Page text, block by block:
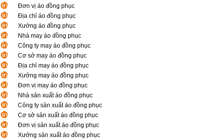
Đơn vị áo đồng phục
Địa chỉ áo đồng phục
Xưởng áo đồng phục
Nhà may áo đồng phục
Công ty may áo đồng phục
Cơ sở may áo đồng phục
Địa chỉ may áo đồng phục
Xưởng may áo đồng phục
Đơn vị may áo đồng phục
Nhà sản xuất áo đồng phục
Công ty sản xuất áo đồng phục
Cơ sở sản xuất áo đồng phục
Đơn vị sản xuất áo đồng phục
Xưởng sản xuất áo đồng phục